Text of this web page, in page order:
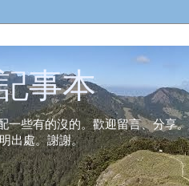
事本
一些有的沒的。歡迎留言、分享。
出處。謝謝。